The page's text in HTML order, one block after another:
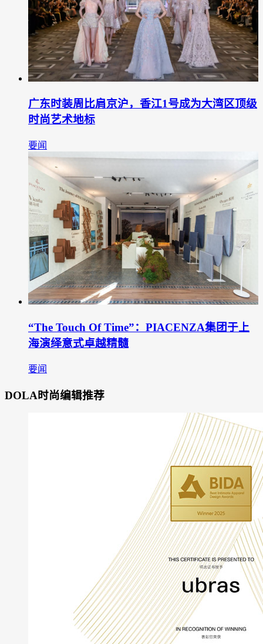
广东时装周比肩京沪，香江1号成为大湾区顶级
时尚艺术地标
要闻
“The Touch Of Time”：PIACENZA集团于上
海演绎意式卓越精髓
要闻
DOLA时尚编辑推荐